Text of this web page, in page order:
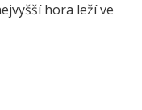
hora leží ve